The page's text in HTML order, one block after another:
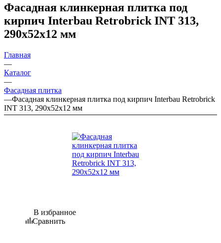
Фасадная клинкерная плитка под
кирпич Interbau Retrobrick INT 313,
290х52х12 мм
Главная
—
Каталог
—
Фасадная плитка
—Фасадная клинкерная плитка под кирпич Interbau Retrobrick
INT 313, 290х52х12 мм
В избранное
Сравнить